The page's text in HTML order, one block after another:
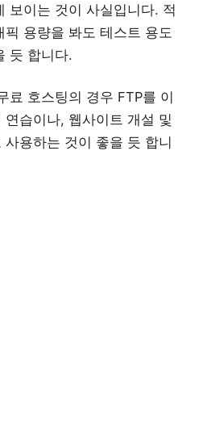
보이는 것이 사실입니다. 적
용량을 봐도 테스트 용도
듯 합니다.
료 호스팅의 경우 FTP를 이
습이나, 웹사이트 개설 및
용하는 것이 좋을 듯 합니